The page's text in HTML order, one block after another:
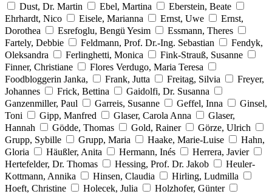
Dust, Dr. Martin
Ebel, Martina
Eberstein, Beate
Ehrhardt, Nico
Eisele, Marianna Ernst, Uwe
Ernst,
Dorothea
Esrefoglu, Bengü Yesim
Essmann, Theres
Fartely, Debbie
Feldmann, Prof. Dr.-Ing. Sebastian
Fendyk,
Oleksandra
Ferlinghetti, Monica
Fink-Strauß, Susanne
Finner, Christiane
Flores Verdugo, Maria Teresa
Foodbloggerin Janka,
Frank, Jutta Freitag, Silvia
Freyer,
Johannes
Frick, Bettina
Gaidolfi, Dr. Susanna
Ganzenmiller, Paul
Garreis, Susanne Geffel, Inna
Ginsel,
Toni
Gipp, Manfred Glaser, Carola Anna
Glaser,
Hannah
Gödde, Thomas Gold, Rainer
Görze, Ulrich
Grupp, Sybille
Grupp, Maria Haake, Marie-Luise
Hahn,
Gloria
Häußler, Anita Hermann, Inés
Herrera, Javier
Hertefelder, Dr. Thomas
Hessing, Prof. Dr. Jakob
Heuler-
Kottmann, Annika
Hinsen, Claudia
Hirling, Ludmilla
Hoeft, Christine
Holecek, Julia
Holzhofer, Günter